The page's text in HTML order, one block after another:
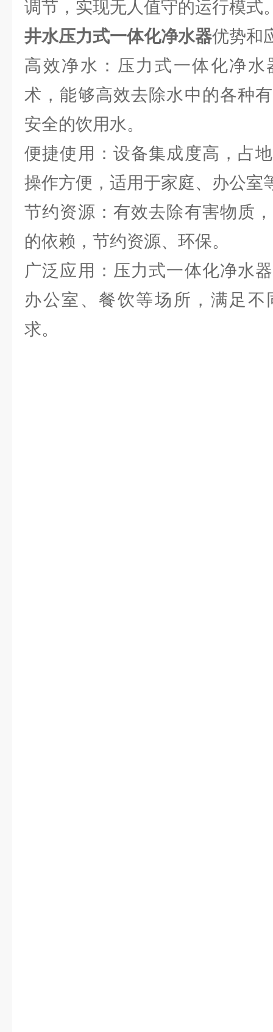
调节，实现无人值守的运行模式
井水压力式一体化净水器优势和
高效净水：压力式一体化净
术，能够高效去除水中的各种
安全的饮用水。
便捷使用：设备集成度高，占
操作方便，适用于家庭、办公室
节约资源：有效去除有害物质
的依赖，节约资源、环保。
广泛应用：压力式一体化净水
办公室、餐饮等场所，满足
求。